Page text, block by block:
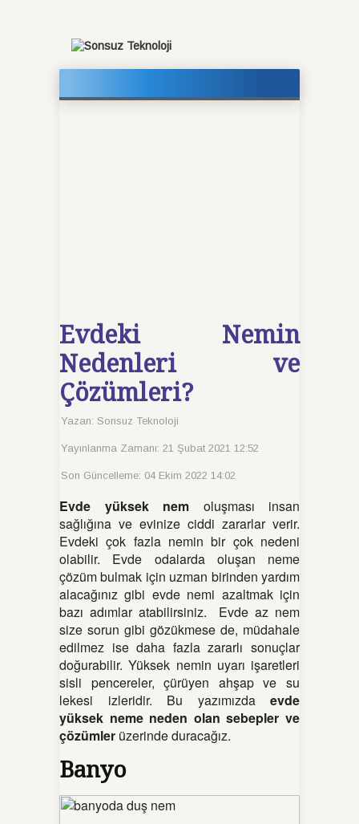
Evdeki Nemin
Nedenleri ve
Çözümleri?
Yazan: Sonsuz Teknoloji
Yayınlanma Zamanı: 21 Şubat 2021 12:52
Son Güncelleme: 04 Ekim 2022 14:02
Evde yüksek nem oluşması insan
sağlığına ve evinize ciddi zararlar verir.
Evdeki çok fazla nemin bir çok nedeni
olabilir. Evde odalarda oluşan neme
çözüm bulmak için uzman birinden yardım
alacağınız gibi evde nemi azaltmak için
bazı adımlar atabilirsiniz. Evde az nem
size sorun gibi gözükmese de, müdahale
edilmez ise daha fazla zararlı sonuçlar
doğurabilir. Yüksek nemin uyarı işaretleri
sisli pencereler, çürüyen ahşap ve su
lekesi izleridir. Bu yazımızda evde
yüksek neme neden olan sebepler ve
çözümler üzerinde duracağız.
Banyo